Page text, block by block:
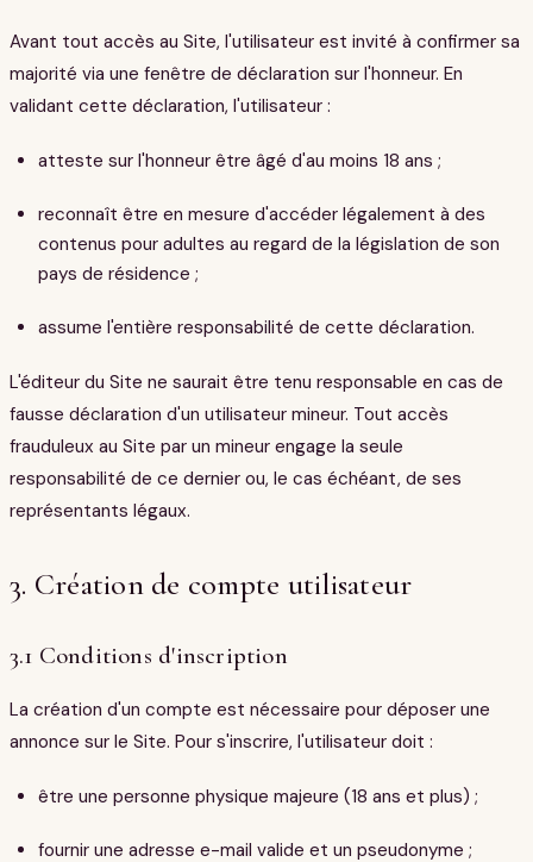
Avant tout accès au Site, l'utilisateur est invité à confirmer sa
majorité via une fenêtre de déclaration sur l'honneur. En
validant cette déclaration, l'utilisateur :
atteste sur l'honneur être âgé d'au moins 18 ans ;
reconnaît être en mesure d'accéder légalement à des
contenus pour adultes au regard de la législation de son
pays de résidence ;
assume l'entière responsabilité de cette déclaration.
L'éditeur du Site ne saurait être tenu responsable en cas de
fausse déclaration d'un utilisateur mineur. Tout accès
frauduleux au Site par un mineur engage la seule
responsabilité de ce dernier ou, le cas échéant, de ses
représentants légaux.
3. Création de compte utilisateur
3.1 Conditions d'inscription
La création d'un compte est nécessaire pour déposer une
annonce sur le Site. Pour s'inscrire, l'utilisateur doit :
être une personne physique majeure (18 ans et plus) ;
fournir une adresse e-mail valide et un pseudonyme ;